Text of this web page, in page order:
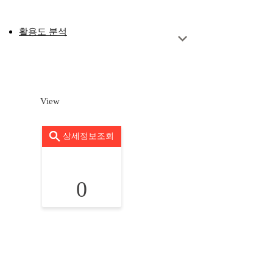
활용도 분석
View
상세정보조회
0